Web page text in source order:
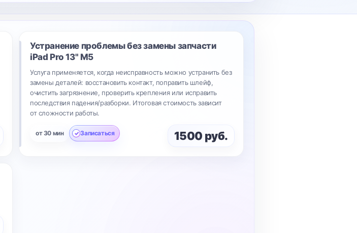
Устранение проблемы без замены запчасти
iPad Pro 13" M5
Услуга применяется, когда неисправность можно устранить без
замены деталей: восстановить контакт, поправить шлейф,
очистить загрязнение, проверить крепления или исправить
последствия падения/разборки. Итоговая стоимость зависит
от сложности работы.
от 30 мин Записаться 1500 руб.